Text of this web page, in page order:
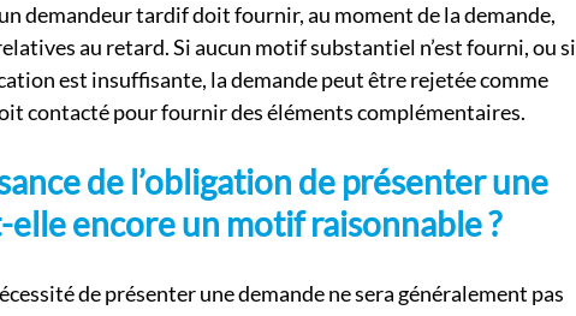
demandeur tardif doit fournir, au moment de la demande,
au retard. Si aucun motif substantiel n’est fourni, ou si
est insuffisante, la demande peut être rejetée comme
contacté pour fournir des éléments complémentaires.
de l’obligation de présenter une
encore un motif raisonnable ?
de présenter une demande ne sera généralement pas